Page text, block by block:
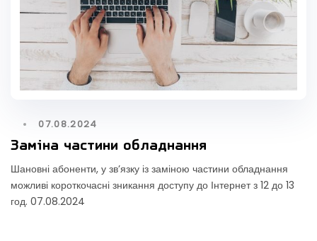
07.08.2024
Заміна частини обладнання
Шановні абоненти, у зв’язку із заміною частини обладнання
можливі короткочасні зникання доступу до Інтернет з 12 до 13
год. 07.08.2024